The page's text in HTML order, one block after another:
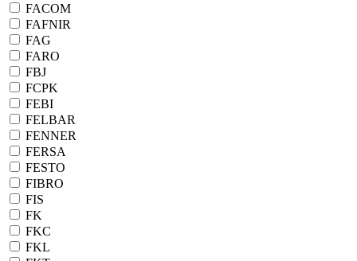
FACOM
FAFNIR
FAG
FARO
FBJ
FCPK
FEBI
FELBAR
FENNER
FERSA
FESTO
FIBRO
FIS
FK
FKC
FKL